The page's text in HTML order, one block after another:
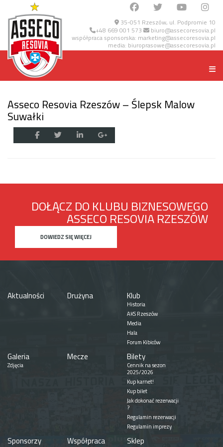
35-051 Rzeszów, ul. Podpromie 10
+48 669 001 573 biuro@assecoresovia.pl
współpraca sponsorska: marketing@assecoresovia.pl
media: biuroprasowe@assecoresovia.pl
Asseco Resovia Rzeszów – Ślepsk Malow
Suwałki
DOŁĄCZ DO KLUBU BIZNESOWEGO
ASSECO RESOVIA RZESZÓW
DOWIEDZ SIĘ WIĘCEJ
Aktualności Drużyna Klub
Historia
AKS Rzeszów
Media
Hala
Forum Kibiców
Galeria
Zdjęcia
Mecze Bilety
Cennik na sezon
2025/2026
Kup karnet!
Kup bilet
Jak dokonać rezerwacji
?
Regulamin rezerwacji
Regulamin imprezy
Sponsorzy Współpraca Sklep